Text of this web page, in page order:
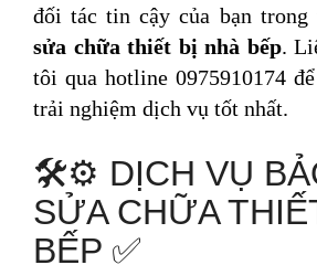
đối tác tin cậy của bạn trong
sửa chữa thiết bị nhà bếp.
tôi qua hotline 0975910174
trải nghiệm dịch vụ tốt nhất.
🛠️⚙️ DỊCH VỤ
SỬA CHỮA
BẾP ✅️